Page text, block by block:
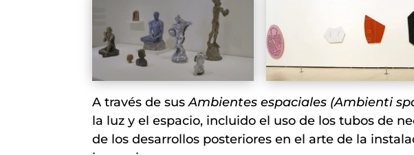
A través de susAmbientes espaciales (Ambienti
la luz y el espacio, incluido el uso de los tubos de
de los desarrollos posteriores en el arte de la